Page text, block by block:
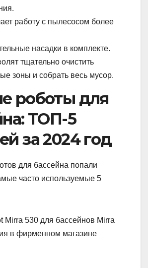
работу с пылесосом более
насадки в комплекте.
тщательно очистить
зоны и собрать весь мусор.
роботы для
ТОП-5
за 2024 год
для бассейна попали
часто используемые 5